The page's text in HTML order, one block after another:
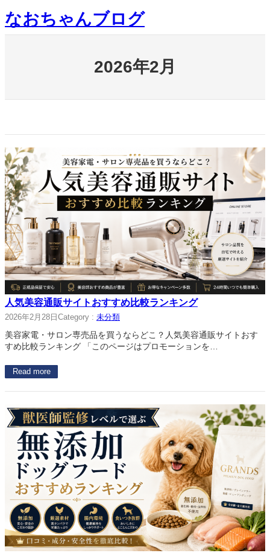
内
容
を
なおちゃんブログ
2026年2月
人気美容通販サイトおすすめ比較ランキング
2026年2月28日 Category : 未分類
美容家電・サロン専売品を買うならどこ？人気美容通販サイトおす
すめ比較ランキング 「このページはプロモーションを…
Read more